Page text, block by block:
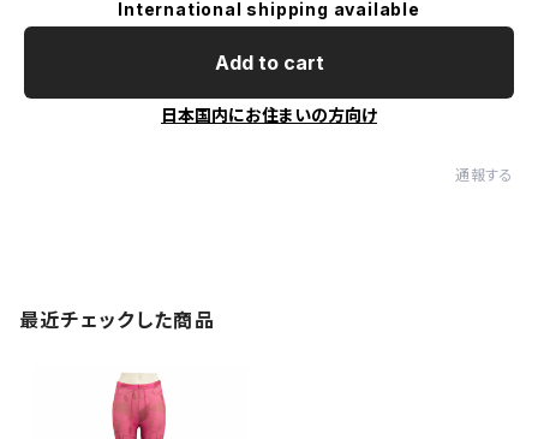
International shipping available
Add to cart
日本国内にお住まいの方向け
通報する
最近チェックした商品